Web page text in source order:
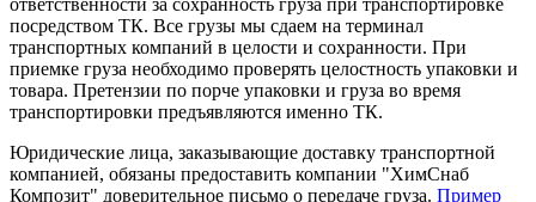
посредством ТК. Все грузы мы сдаем на терминал
транспортных компаний в целости и сохранности. При
приемке груза необходимо проверять целостность упаковки и
товара. Претензии по порче упаковки и груза во время
транспортировки предъявляются именно ТК.
Юридические лица, заказывающие доставку транспортной
компанией, обязаны предоставить компании "ХимСнаб
Композит" доверительное письмо о передаче груза. Пример